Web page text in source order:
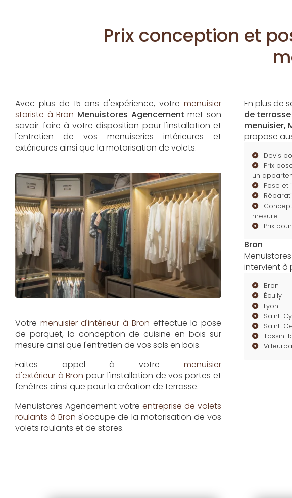
Prix conception et
Avec plus de 15 ans d'expérience, votre menuisier
storiste à Bron Menuistores Agencement met son
savoir-faire à votre disposition pour l'installation et
l'entretien de vos menuiseries intérieures et
extérieures ainsi que la motorisation de volets.
Votre menuisier d'intérieur à Bron effectue la pose
de parquet, la conception de cuisine en bois sur
mesure ainsi que l'entretien de vos sols en bois.
Faites appel à votre menuisier
d'extérieur à Bron pour l'installation de vos portes et
fenêtres ainsi que pour la création de terrasse.
Menuistores Agencement votre entreprise de volets
roulants à Bron s'occupe de la motorisation de vos
volets roulants et de stores.
En plus de
de
menuisier,
propose
Devis
Prix
un
Pose et
mesure
Prix
Bron
intervient à
Bron
Écully
Lyon
Saint-
Saint-
Tassin-